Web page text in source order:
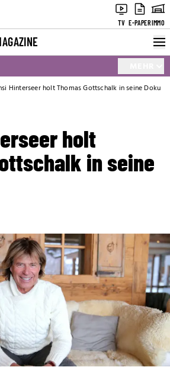
TV E-PAPERIMMO
Hinterseer holt Thomas Gottschalk in seine Doku
holt
in seine